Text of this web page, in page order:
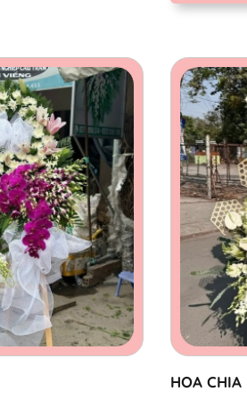
HOA CHIA